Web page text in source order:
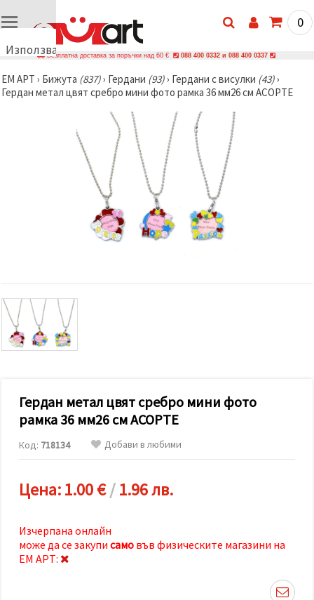
Използваме
🍪
Използваме
да
показваме
по-
релевантно
съдържание
и реклами,
включително
за анализ
маркетинг.
съгласиш
използваме
всички
натиснеш
всички!"
или да
0
Безплатна доставка за поръчки над 60 € 088 400 0332 и 088 400 0337
ЕМ АРТ › Бижутa (837)› Гердани (93)› Гердани с висулки (43)›
Гердан метал цвят сребро мини фото рамка 36 мм26 см АСОРТЕ
Гердан метал цвят сребро мини фото
рамка 36 мм26 см АСОРТЕ
Код: 718134 Добави в любими
Цена:1.00 €/1.96 лв.
Изчерпана онлайн
може да се закупи само във физическите магазини на
ЕМ АРТ: